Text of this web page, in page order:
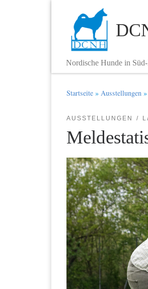
Zum Inhalt springen
Nordische Hunde in
Startseite » Ausstellungen »
AUSSTELLUNGEN